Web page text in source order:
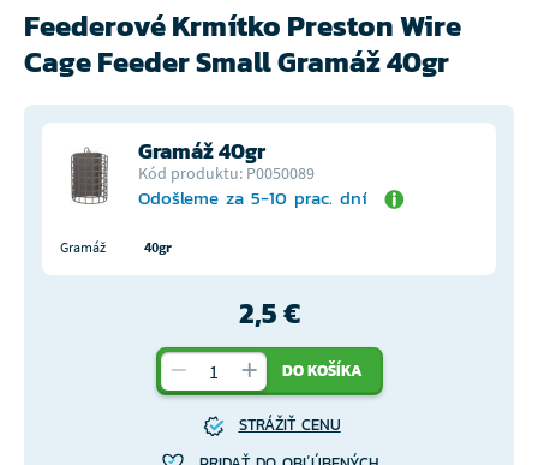
Feederové Krmítko Preston Wire
Cage Feeder Small Gramáž 40gr
Gramáž 40gr
Kód produktu: P0050089
Odošleme za 5-10 prac. dní
Gramáž 40gr
2,5 €
DO KOŠÍKA
STRÁŽIŤ CENU